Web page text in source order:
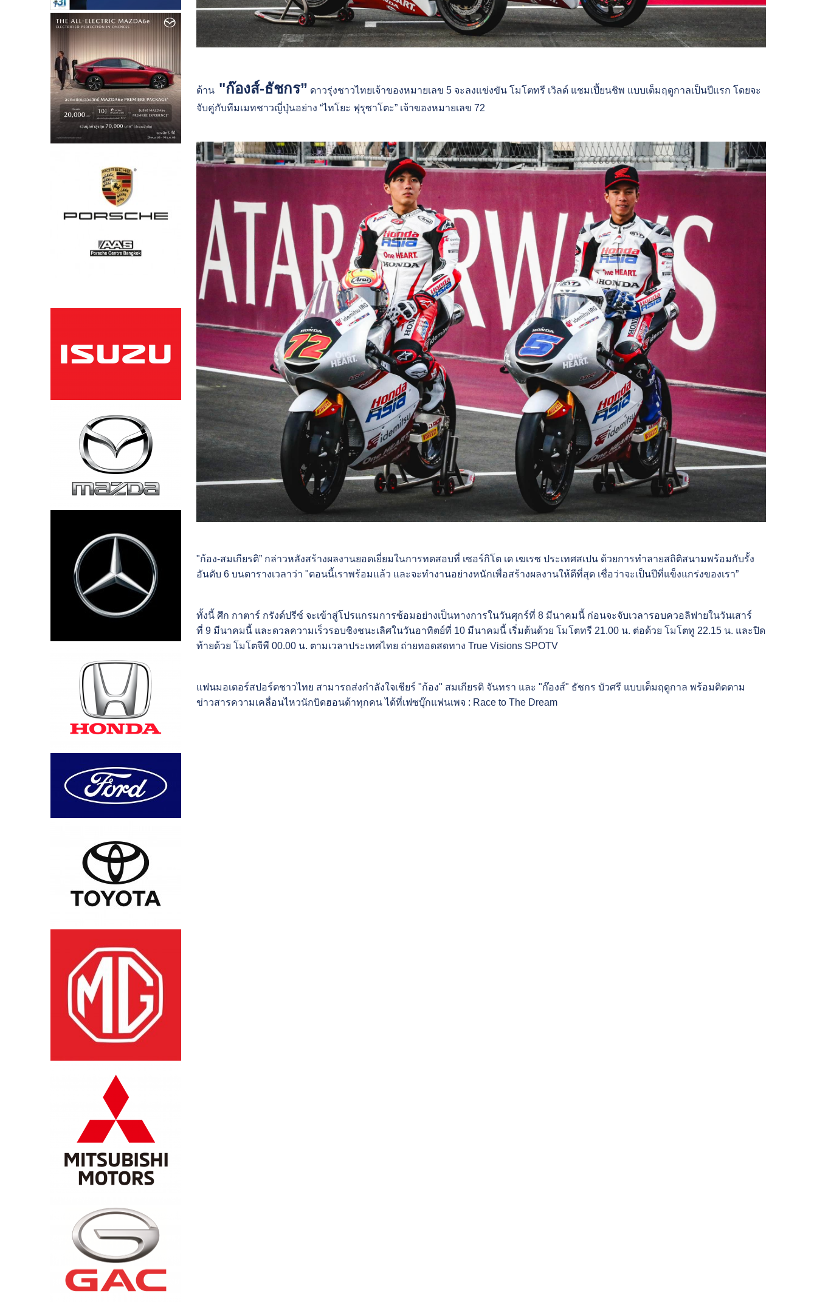
ด้าน"ก๊องส์-ธัชกร” ดาวรุ่งชาวไทยเจ้าของหมายเลข 5 จะลงแข่งขัน โมโตทรี เวิลด์ แชมเปี้ยนชิพ แบบเต็มฤดูกาลเป็นปีแรก โดยจะ
จับคู่กับทีมเมทชาวญี่ปุ่นอย่าง “ไทโยะ ฟุรุซาโตะ” เจ้าของหมายเลข 72
"ก้อง-สมเกียรติ” กล่าวหลังสร้างผลงานยอดเยี่ยมในการทดสอบที่ เซอร์กิโต เด เฆเรซ ประเทศสเปน ด้วยการทำลายสถิติสนามพร้อมกับรั้ง
อันดับ 6 บนตารางเวลาว่า "ตอนนี้เราพร้อมแล้ว และจะทำงานอย่างหนักเพื่อสร้างผลงานให้ดีที่สุด เชื่อว่าจะเป็นปีที่แข็งแกร่งของเรา”
ทั้งนี้ ศึก กาตาร์ กรังด์ปรีซ์ จะเข้าสู่โปรแกรมการซ้อมอย่างเป็นทางการในวันศุกร์ที่ 8 มีนาคมนี้ ก่อนจะจับเวลารอบควอลิฟายในวันเสาร์
ที่ 9 มีนาคมนี้ และดวลความเร็วรอบชิงชนะเลิศในวันอาทิตย์ที่ 10 มีนาคมนี้ เริ่มต้นด้วย โมโตทรี 21.00 น. ต่อด้วย โมโตทู 22.15 น. และปิด
ท้ายด้วย โมโตจีพี 00.00 น. ตามเวลาประเทศไทย ถ่ายทอดสดทาง True Visions SPOTV
แฟนมอเตอร์สปอร์ตชาวไทย สามารถส่งกำลังใจเชียร์ "ก้อง" สมเกียรติ จันทรา และ "ก๊องส์" ธัชกร บัวศรี แบบเต็มฤดูกาล พร้อมติดตาม
ข่าวสารความเคลื่อนไหวนักบิดฮอนด้าทุกคน ได้ที่เฟซบุ๊กแฟนเพจ : Race to The Dream